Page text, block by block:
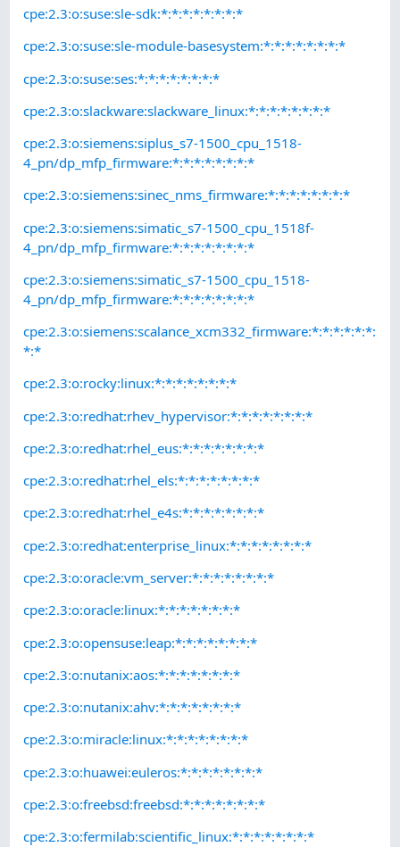
cpe:2.3:o:suse:sle-sdk:*:*:*:*:*:*:*:*
cpe:2.3:o:suse:sle-module-basesystem:*:*:*:*:*:*:*:*
cpe:2.3:o:suse:ses:*:*:*:*:*:*:*:*
cpe:2.3:o:slackware:slackware_linux:*:*:*:*:*:*:*:*
cpe:2.3:o:siemens:siplus_s7-1500_cpu_1518-
4_pn/dp_mfp_firmware:*:*:*:*:*:*:*:*
cpe:2.3:o:siemens:sinec_nms_firmware:*:*:*:*:*:*:*:*
cpe:2.3:o:siemens:simatic_s7-1500_cpu_1518f-
4_pn/dp_mfp_firmware:*:*:*:*:*:*:*:*
cpe:2.3:o:siemens:simatic_s7-1500_cpu_1518-
4_pn/dp_mfp_firmware:*:*:*:*:*:*:*:*
cpe:2.3:o:siemens:scalance_xcm332_firmware:*:*:*:*:*:*:
*:*
cpe:2.3:o:rocky:linux:*:*:*:*:*:*:*:*
cpe:2.3:o:redhat:rhev_hypervisor:*:*:*:*:*:*:*:*
cpe:2.3:o:redhat:rhel_eus:*:*:*:*:*:*:*:*
cpe:2.3:o:redhat:rhel_els:*:*:*:*:*:*:*:*
cpe:2.3:o:redhat:rhel_e4s:*:*:*:*:*:*:*:*
cpe:2.3:o:redhat:enterprise_linux:*:*:*:*:*:*:*:*
cpe:2.3:o:oracle:vm_server:*:*:*:*:*:*:*:*
cpe:2.3:o:oracle:linux:*:*:*:*:*:*:*:*
cpe:2.3:o:opensuse:leap:*:*:*:*:*:*:*:*
cpe:2.3:o:nutanix:aos:*:*:*:*:*:*:*:*
cpe:2.3:o:nutanix:ahv:*:*:*:*:*:*:*:*
cpe:2.3:o:miracle:linux:*:*:*:*:*:*:*:*
cpe:2.3:o:huawei:euleros:*:*:*:*:*:*:*:*
cpe:2.3:o:freebsd:freebsd:*:*:*:*:*:*:*:*
cpe:2.3:o:fermilab:scientific_linux:*:*:*:*:*:*:*:*